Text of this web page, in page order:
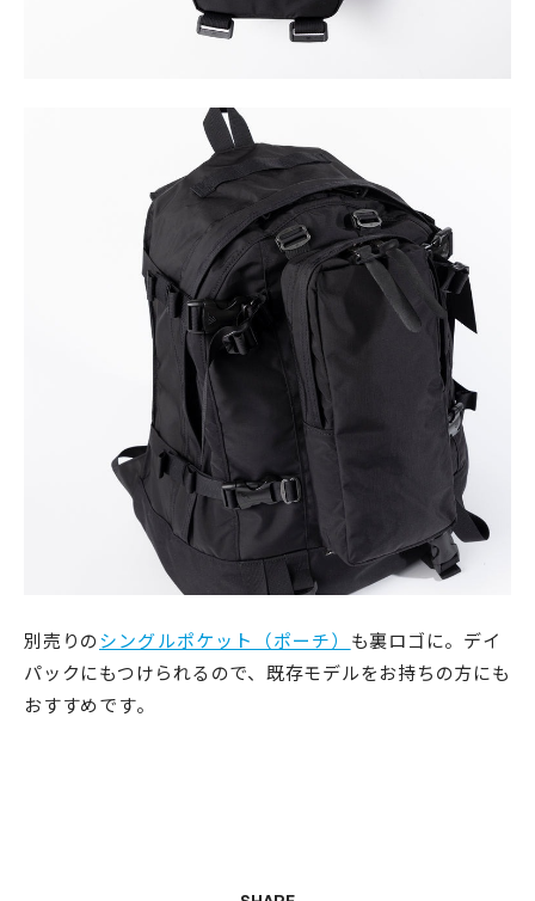
別売りのシングルポケット（ポーチ） も裏ロゴに。 デイ
パックにもつけられるので、既存モデルをお持ちの方にも
おすすめです。